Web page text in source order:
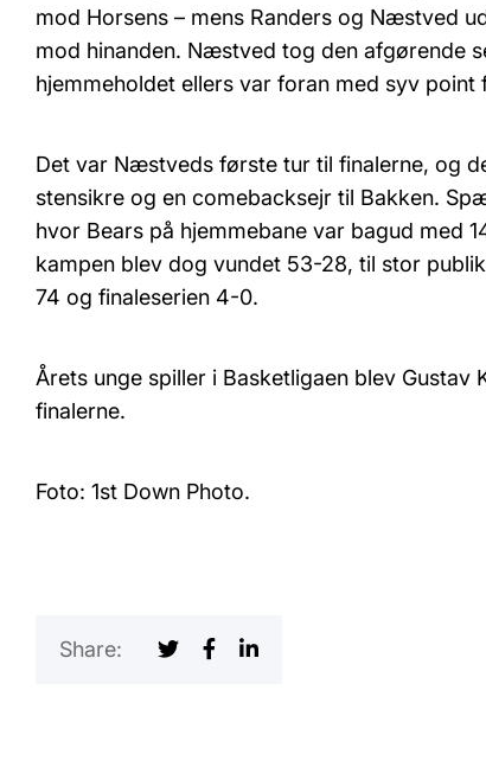
mod Horsens – mens Randers og Næstved
mod hinanden. Næstved tog den afgørende
hjemmeholdet ellers var foran med syv
Det var Næstveds første tur til finalerne, og
stensikre og en comebacksejr til Bakken.
hvor Bears på hjemmebane var bagud med
kampen blev dog vundet 53-28, til stor
74 og finaleserien 4-0.
Årets unge spiller i Basketligaen blev Gustav
finalerne.
Foto: 1st Down Photo.
Share: